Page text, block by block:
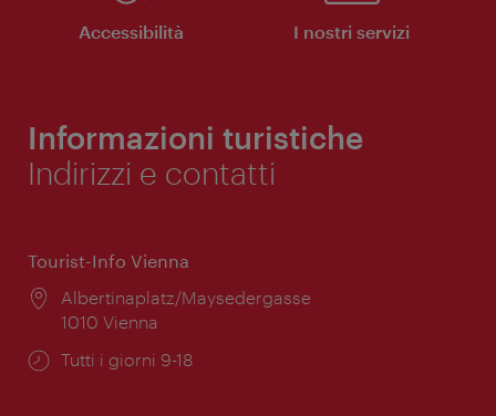
Accessibilità I nostri servizi
Informazioni turistiche
Indirizzi e contatti
Tourist-Info Vienna
Posizione:
Albertinaplatz/Maysedergasse
1010 Vienna
Orari
Tutti i giorni 9-18